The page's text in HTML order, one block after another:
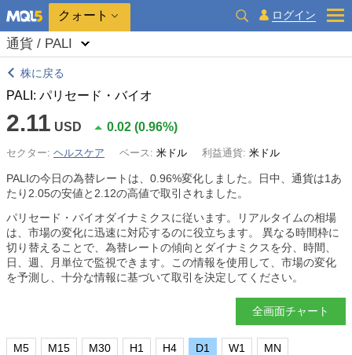
クォート ログイン
通貨 / PALI
株に戻る
PALI: パリセード・バイオ
2.11 USD 0.02 (0.96%)
セクター: ヘルスケア ベース: 米ドル 利益通貨: 米ドル
PALIの今日の為替レートは、 0.96%変化しました。日中、通貨は1あ
たり2.05の安値と2.12の高値で取引されました。
パリセード・バイオダイナミクスに従います。リアルタイムの相場
は、市場の変化に迅速に対応するのに役立ちます。 異なる時間枠に
切り替えることで、為替レートの傾向とダイナミクスを分、時間、
日、週、月単位で監視できます。この情報を使用して、市場の変化
を予測し、十分な情報に基づいて取引を決定してください。
全画面チャート
M5 M15 M30 H1 H4 D1 W1 MN